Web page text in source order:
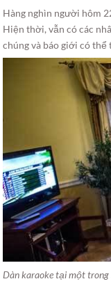
Hàng nghìn người hôm
Hiện thời, vẫn có các
chúng và báo giới có thể
Dàn karaoke tại một